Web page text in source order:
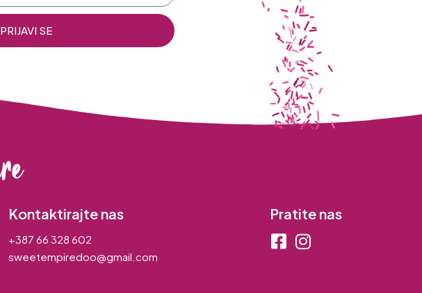
PRIJAVI SE
Kontaktirajte nas
+387 66 328 602
sweetempiredoo@gmail.com
Pratite nas